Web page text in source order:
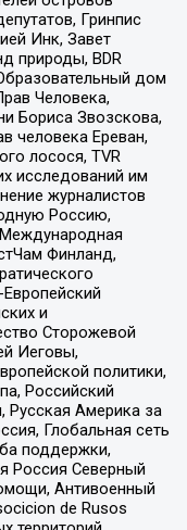
Гринпис
Инк, Завет
природы, BDR
дом
Человека,
Бориса Звозскова,
человека Ереван,
лосося, TVR
исследований им
журналистов
Россию,
Международная
Финланд,
и
Сторожевой
Иеговы,
политики,
Российский
Русская Америка за
Глобальная сеть
поддержки,
Россия Северный
Антивоенный
de Rusos